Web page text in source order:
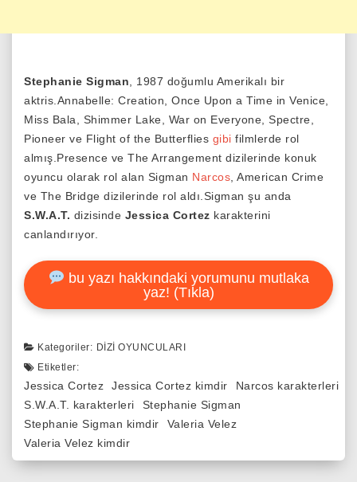
Stephanie Sigman , 1987 doğumlu Amerikalı bir
aktris.Annabelle: Creation, Once Upon a Time in Venice,
Miss Bala, Shimmer Lake, War on Everyone, Spectre,
Pioneer ve Flight of the Butterflies gibi filmlerde rol
almış.Presence ve The Arrangement dizilerinde konuk
oyuncu olarak rol alan Sigman Narcos , American Crime
ve The Bridge dizilerinde rol aldı.Sigman şu anda
S.W.A.T. dizisinde Jessica Cortez karakterini
canlandırıyor.
bu yazı hakkındaki yorumunu mutlaka
yaz! (Tıkla)
Kategoriler: DIZI OYUNCULARI
Etiketler:
Jessica Cortez Jessica Cortez kimdir
Narcos karakterleri
S.W.A.T. karakterleri
Stephanie Sigman
Stephanie Sigman kimdir
Valeria Velez
Valeria Velez kimdir